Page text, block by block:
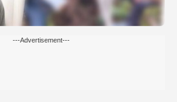
---Advertisement---